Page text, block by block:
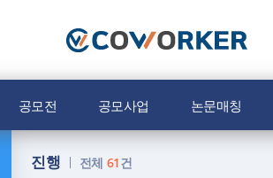
C
O
K
공모전 공모사업 논문매칭
진행 전체 61건